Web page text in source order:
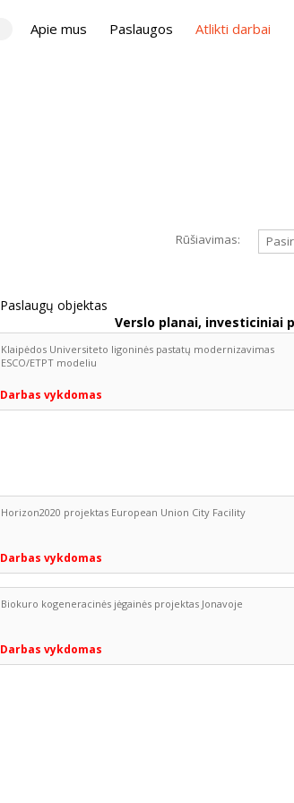
Apie mus Paslaugos Atlikti darbai
Rūšiavimas:
Paslaugų objektas
Verslo planai, investiciniai
Klaipėdos Universiteto ligoninės pastatų modernizavimas
ESCO/ETPT modeliu
Darbas vykdomas
Horizon2020 projektas European Union City Facility
Darbas vykdomas
Biokuro kogeneracinės jėgainės projektas Jonavoje
Darbas vykdomas